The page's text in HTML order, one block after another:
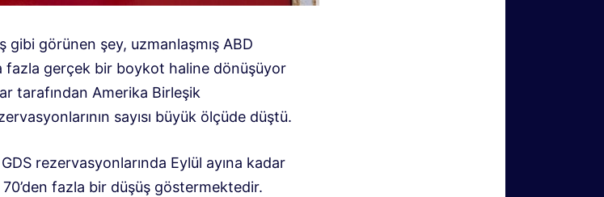
gibi görünen şey, uzmanlaşmış ABD
fazla gerçek bir boykot haline dönüşüyor
tarafından Amerika Birleşik
sayısı büyük ölçüde düştü.
rezervasyonlarında Eylül ayına kadar
70’den fazla bir düşüş göstermektedir.